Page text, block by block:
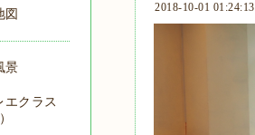
2018-10-01 01:24:13
図
景
エクラス